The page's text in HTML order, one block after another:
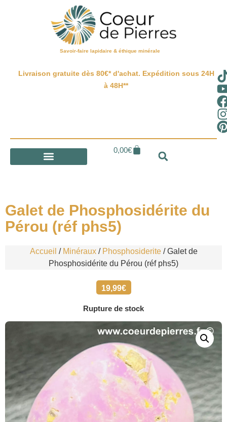
Savoir-faire lapidaire & éthique minérale
Livraison gratuite dès 80€* d'achat. Expédition sous 24H
à 48H**
0,00€
Galet de Phosphosidérite du
Pérou (réf phs5)
Accueil / Minéraux/ Phosphosiderite/ Galet de
Phosphosidérite du Pérou (réf phs5)
19,99€
Rupture de stock